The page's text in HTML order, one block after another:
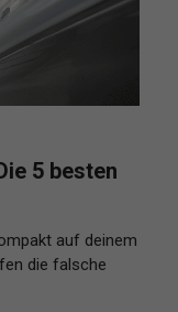
5 besten
auf deinem
die falsche